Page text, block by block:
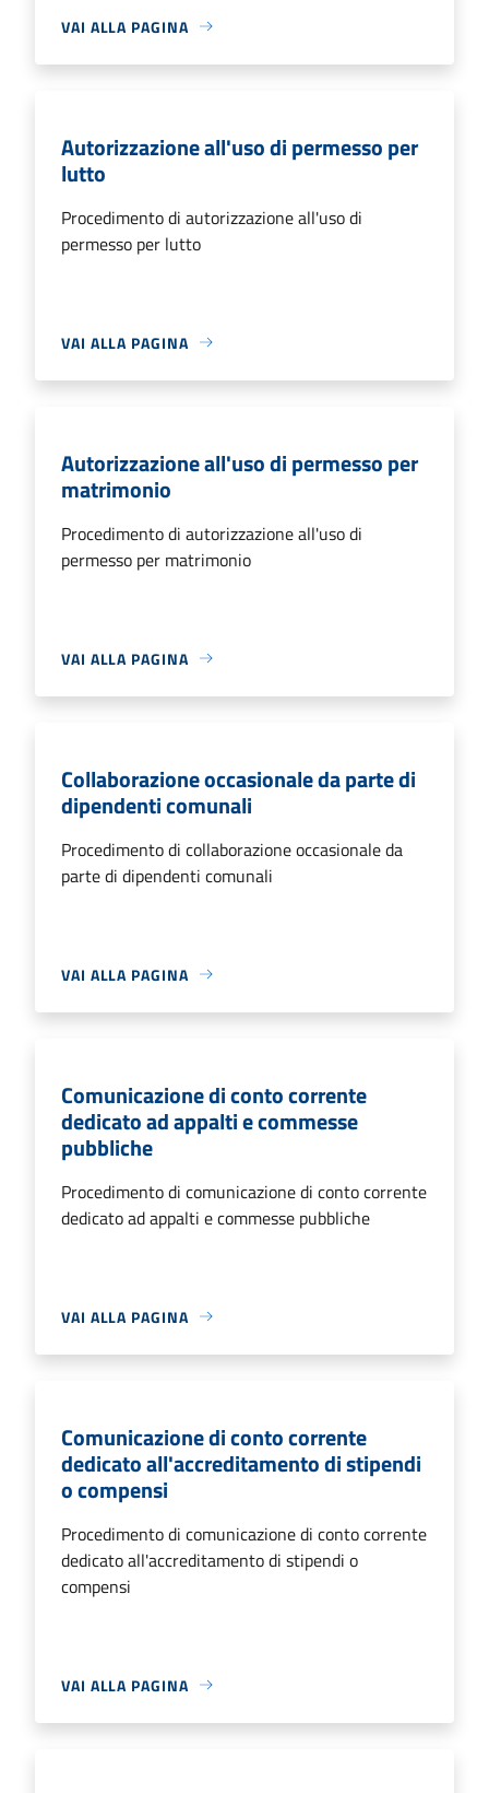
VAI ALLA PAGINA
Autorizzazione all'uso di permesso per
lutto
Procedimento di autorizzazione all'uso di
permesso per lutto
VAI ALLA PAGINA
Autorizzazione all'uso di permesso per
matrimonio
Procedimento di autorizzazione all'uso di
permesso per matrimonio
VAI ALLA PAGINA
Collaborazione occasionale da parte di
dipendenti comunali
Procedimento di collaborazione occasionale da
parte di dipendenti comunali
VAI ALLA PAGINA
Comunicazione di conto corrente
dedicato ad appalti e commesse
pubbliche
Procedimento di comunicazione di conto corrente
dedicato ad appalti e commesse pubbliche
VAI ALLA PAGINA
Comunicazione di conto corrente
dedicato all'accreditamento di stipendi
o compensi
Procedimento di comunicazione di conto corrente
dedicato all'accreditamento di stipendi o
compensi
VAI ALLA PAGINA